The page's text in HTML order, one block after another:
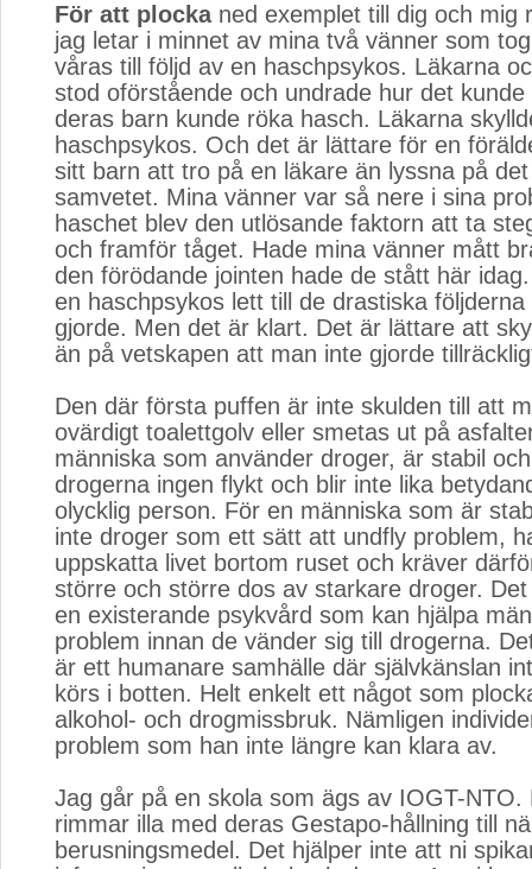
För att plockaned exemplet till dig och mig
jag letar i minnet av mina två vänner som
våras till följd av en haschpsykos. Läkarna
stod oförstående och undrade hur det
deras barn kunde röka hasch. Läkarna
haschpsykos. Och det är lättare för en
sitt barn att tro på en läkare än lyssna på
samvetet. Mina vänner var så nere i sina
haschet blev den utlösande faktorn att ta
och framför tåget. Hade mina vänner mått
den förödande jointen hade de stått här
en haschpsykos lett till de drastiska
gjorde. Men det är klart. Det är lättare att
än på vetskapen att man inte gjorde
Den där första puffen är inte skulden till att
ovärdigt toalettgolv eller smetas ut på
människa som använder droger, är stabil
drogerna ingen flykt och blir inte lika
olycklig person. För en människa som är
inte droger som ett sätt att undfly problem,
uppskatta livet bortom ruset och kräver
större och större dos av starkare droger.
en existerande psykvård som kan hjälpa
problem innan de vänder sig till drogerna.
är ett humanare samhälle där självkänslan
körs i botten. Helt enkelt ett något som
alkohol- och drogmissbruk. Nämligen
problem som han inte längre kan klara av.
Jag går på en skola som ägs av IOGT-NTO.
rimmar illa med deras Gestapo-hållning till
berusningsmedel. Det hjälper inte att ni